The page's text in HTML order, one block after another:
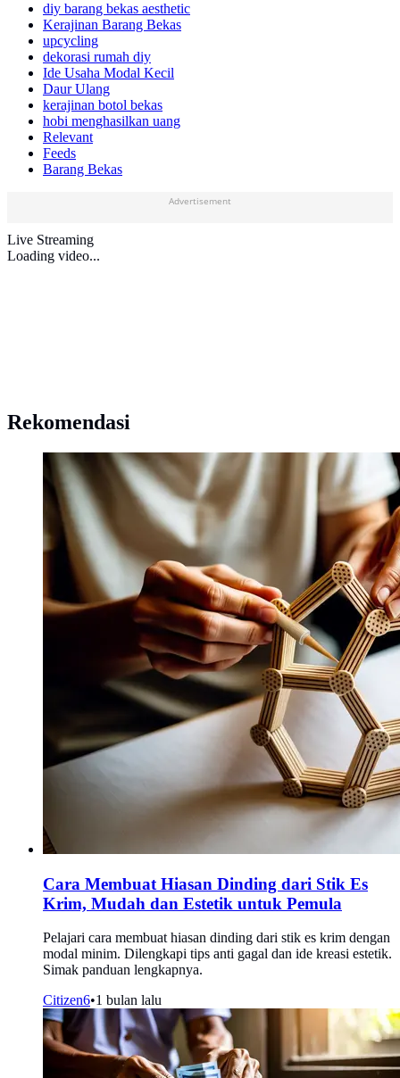
diy barang bekas aesthetic
Kerajinan Barang Bekas
upcycling
dekorasi rumah diy
Ide Usaha Modal Kecil
Daur Ulang
kerajinan botol bekas
hobi menghasilkan uang
Relevant
Feeds
Barang Bekas
Advertisement
Live Streaming
Loading video...
Rekomendasi
Cara Membuat Hiasan Dinding dari Stik Es
Krim, Mudah dan Estetik untuk Pemula
Pelajari cara membuat hiasan dinding dari stik es krim dengan
modal minim. Dilengkapi tips anti gagal dan ide kreasi estetik.
Simak panduan lengkapnya.
Citizen6•1 bulan lalu